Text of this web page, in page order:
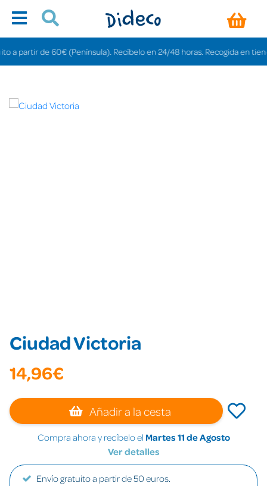
de 60€ (Península). Recíbelo en 24/48 horas. Recogida en tiendas
Ciudad Victoria
14,96€
Añadir a la cesta
Compra ahora y recíbelo el Martes 11 de Agosto
Ver detalles
Envío gratuito a partir de 50 euros.